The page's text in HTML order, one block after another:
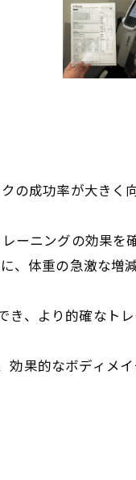
の成功率が大きく
ーニングの効果
、体重の急激な
き、より的確なト
果的なボディメ